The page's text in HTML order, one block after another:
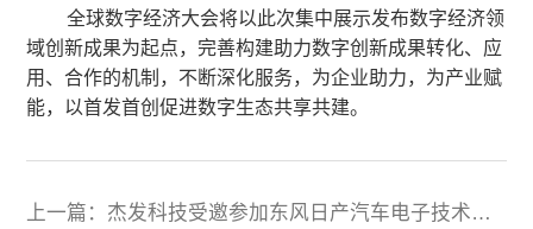
全球数字经济大会将以此次集中展示发布数字经济领
域创新成果为起点，完善构建助力数字创新成果转化、应
用、合作的机制，不断深化服务，为企业助力，为产业赋
能，以首发首创促进数字生态共享共建。
上一篇：杰发科技受邀参加东风日产汽车电子技术展